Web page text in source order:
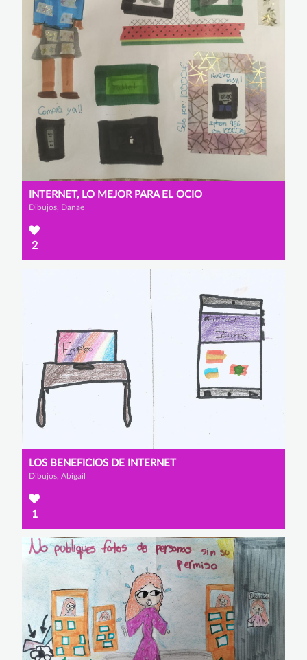
INTERNET, LO MEJOR PARA EL OCIO
Dibujos, Danae
2
LOS BENEFICIOS DE INTERNET
Dibujos, Abigail
1